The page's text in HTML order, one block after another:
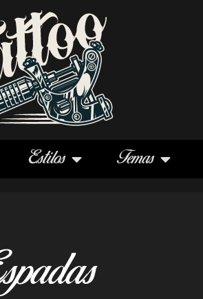
Estilos Temas